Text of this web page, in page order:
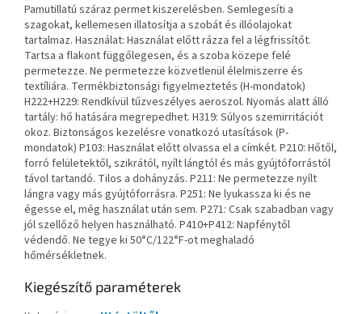
Pamutillatú száraz permet kiszerelésben. Semlegesíti a
szagokat, kellemesen illatosítja a szobát és illóolajokat
tartalmaz. Használat: Használat előtt rázza fel a légfrissítőt.
Tartsa a flakont függőlegesen, és a szoba közepe felé
permetezze. Ne permetezze közvetlenül élelmiszerre és
textíliára. Termékbiztonsági figyelmeztetés (H-mondatok)
H222+H229: Rendkívül tűzveszélyes aeroszol. Nyomás alatt álló
tartály: hő hatására megrepedhet. H319: Súlyos szemirritációt
okoz. Biztonságos kezelésre vonatkozó utasítások (P-
mondatok) P103: Használat előtt olvassa el a címkét. P210: Hőtől,
forró felületektől, szikrától, nyílt lángtól és más gyújtóforrástól
távol tartandó. Tilos a dohányzás. P211: Ne permetezze nyílt
lángra vagy más gyújtóforrásra. P251: Ne lyukassza ki és ne
égesse el, még használat után sem. P271: Csak szabadban vagy
jól szellőző helyen használható. P410+P412: Napfénytől
védendő. Ne tegye ki 50°C/122°F-ot meghaladó
hőmérsékletnek.
Kiegészítő paraméterek